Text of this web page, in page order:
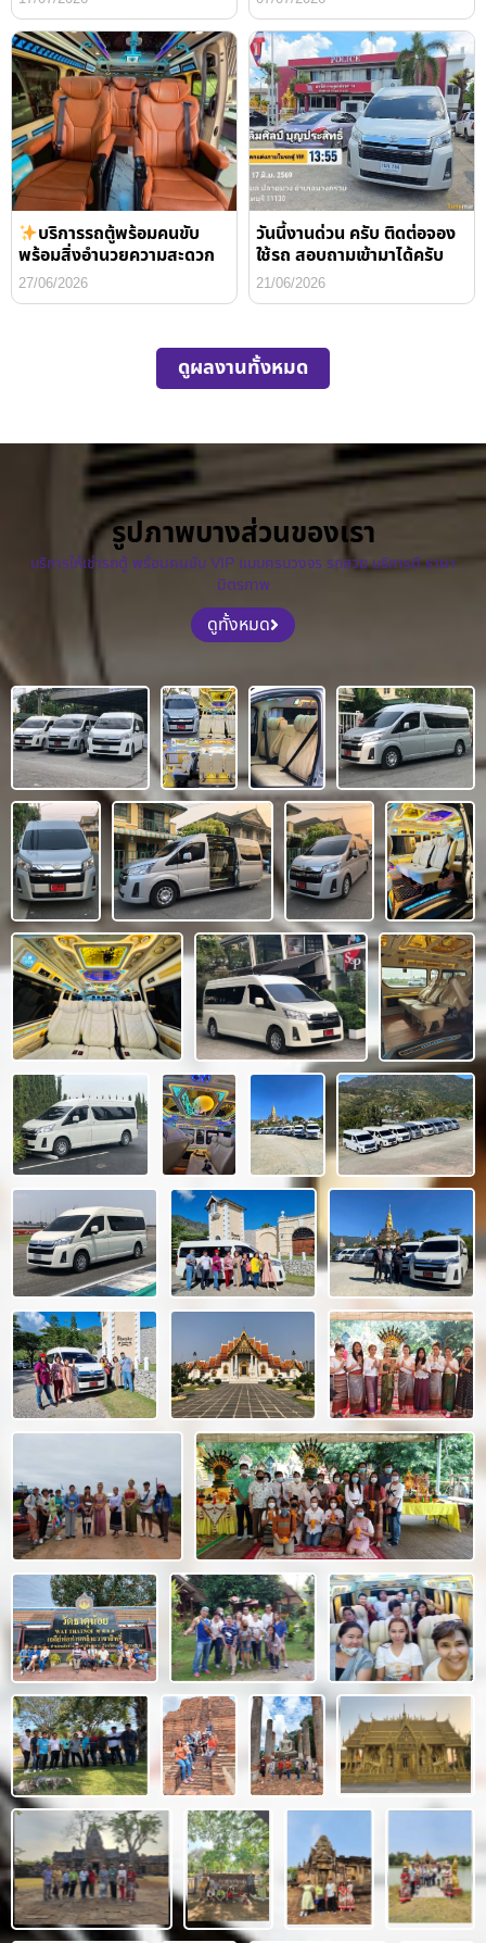
บริการรถตู้พร้อมคนขับ
พร้อมสิ่งอำนวยความสะดวก
27/06/2026
วันนี้งานด่วน ครับ ติดต่อจอง
ใช้รถ สอบถามเข้ามาได้ครับ
21/06/2026
ดูผลงานทั้งหมด
รูปภาพบางส่วนของเรา
บริการให้เช่ารถตู้ พร้อมคนขับ VIP แบบครบวงจร รถสวย บริการดี ราคา
มิตรภาพ
ดูทั้งหมด